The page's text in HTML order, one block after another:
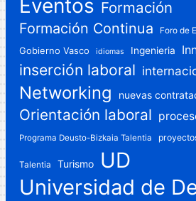
Eventos Formación
Formación Continua Foro de
Gobierno Vasco idiomas Ingenieria
inserción laboral
Networking nuevas
Orientación laboral
Programa Deusto-Bizkaia Talentia
Talentia Turismo
UD
Universidad de